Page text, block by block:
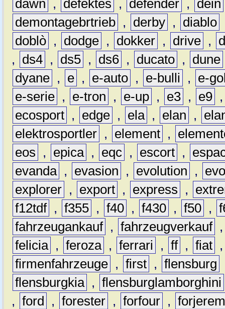
dawn , defektes , defender , dein
demontagebrtrieb , derby , diablo
doblò , dodge , dokker , drive ,
,
ds4 , ds5 , ds6 , ducato , dune
dyane , e , e-auto , e-bulli ,
e-
e-serie , e-tron , e-up , e3 , e9
ecosport , edge , ela , elan ,
elektrosportler , element ,
eos
, epica , eqc , escort ,
evanda , evasion , evolution ,
explorer , export , express ,
f12tdf , f355 , f40 , f430 , f50 ,
fahrzeugankauf , fahrzeugverkauf
felicia , feroza , ferrari , ff , fiat
firmenfahrzeuge , first , flensburg
flensburgkia , flensburglamborghini
, ford , forester , forfour ,